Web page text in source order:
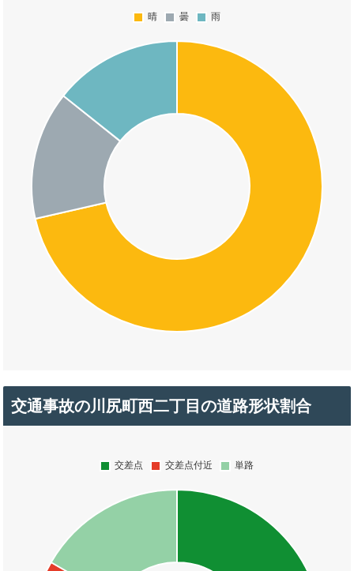
交通事故の川尻町西二丁目の道路形状割合